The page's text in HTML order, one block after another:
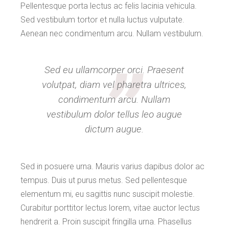
Pellentesque porta lectus ac felis lacinia vehicula.
Sed vestibulum tortor et nulla luctus vulputate.
Aenean nec condimentum arcu. Nullam vestibulum.
Sed eu ullamcorper orci. Praesent
volutpat, diam vel pharetra ultrices,
condimentum arcu. Nullam
vestibulum dolor tellus leo augue
dictum augue.
Sed in posuere urna. Mauris varius dapibus dolor ac
tempus. Duis ut purus metus. Sed pellentesque
elementum mi, eu sagittis nunc suscipit molestie.
Curabitur porttitor lectus lorem, vitae auctor lectus
hendrerit a. Proin suscipit fringilla urna. Phasellus